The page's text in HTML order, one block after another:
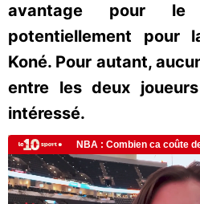
avantage pour le
potentiellement pour
Koné. Pour autant,
entre les deux
intéressé.